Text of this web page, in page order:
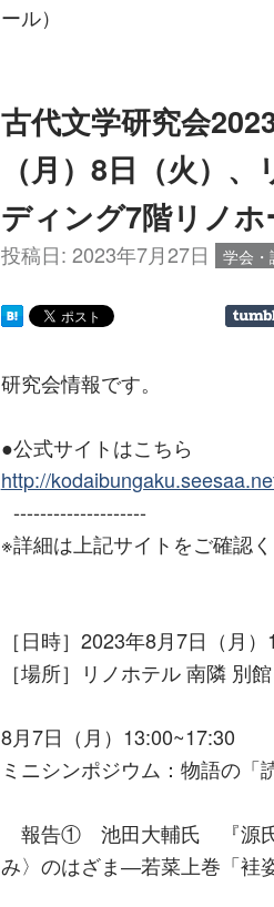
ール）
古代文学研究会
（月）8日（火）
ディング7階リノホ
投稿日: 2023年7月27日 学会
研究会情報です。
●公式サイトはこちら
http://
--------------------
※詳細は上記サイトをご確認
［日時］2023年8月7日（月
［場所］リノホテル 南隣
8月7日（月）13:00~17:30
ミニシンポジウム：物語の「
報告① 池田大輔氏 『源氏
み〉のはざま―若菜上巻「袿